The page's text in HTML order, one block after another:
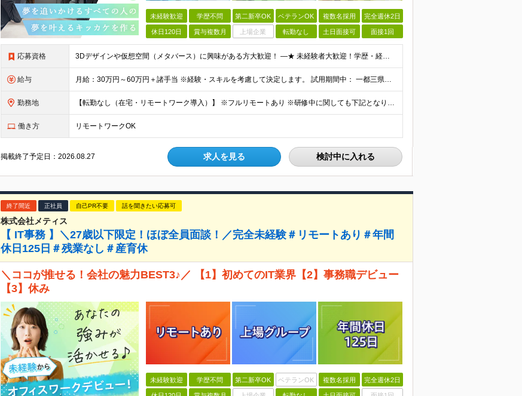
未経験歓迎 学歴不問 第二新卒OK ベテランOK 複数名採用 完全週休2日
休日120日 賞与複数月 上場企業 転勤なし 土日面接可 面接1回
応募資格 3Dデザインや仮想空間（メタバース）に興味がある方大歓迎！ ―★ 未経験者大歓迎！学歴・経験不問/第二新卒歓迎/WEB面接可能！ ★― 「パソコンの電源ってどうやって入れるの？」 「ワードもエクセ
給与 月給：30万円～60万円＋諸手当 ※経験・スキルを考慮して決定します。 試用期間中： 一都三県：月給21万円以上 ※試用期間：6ヶ月～ ※試用期間中は、契約社員となります。
勤務地 【転勤なし（在宅・リモートワーク導入）】 ※フルリモートあり ※研修中に関しても下記となります。 【本社】 東京都千代田区神田和泉町1番地6-16ヤマトビル405 【プロジェクト先】 一都三県、北
働き方 リモートワークOK
掲載終了予定日：2026.08.27 求人を見る 検討中に入れる
終了間近 正社員 自己PR不要 話を聞きたい応募可
株式会社メティス
【 IT事務 】＼27歳以下限定！ほぼ全員面談！／完全未経験＃リモートあり＃年間
休日125日＃残業なし＃産育休
＼ココが推せる！会社の魅力BEST3♪／ 【1】初めてのIT業界【2】事務職デビュー
【3】休み
未経験歓迎 学歴不問 第二新卒OK ベテランOK 複数名採用 完全週休2日